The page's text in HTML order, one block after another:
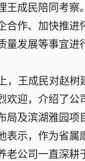
王成民陪同考察
合作、加快推进
量发展等事宜进
，王成民对赵树
欢迎，介绍了公
局及滨湖雅园项
表示，作为省属
老公司一直深耕